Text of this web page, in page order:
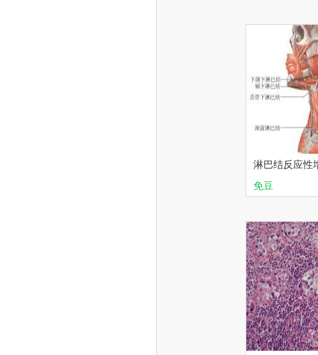
淋巴结反应性
免豆